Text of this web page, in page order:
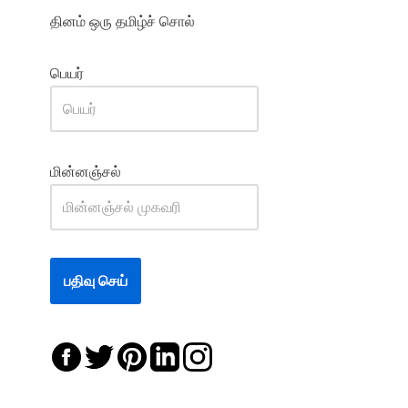
தினம் ஒரு தமிழ்ச் சொல்
பெயர்
மின்னஞ்சல்